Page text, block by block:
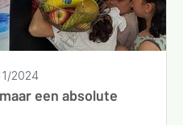
een absolute
2024